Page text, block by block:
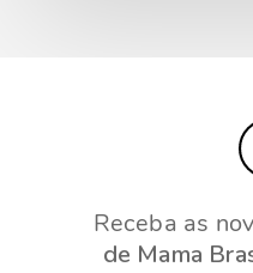
Receba as
de Mama